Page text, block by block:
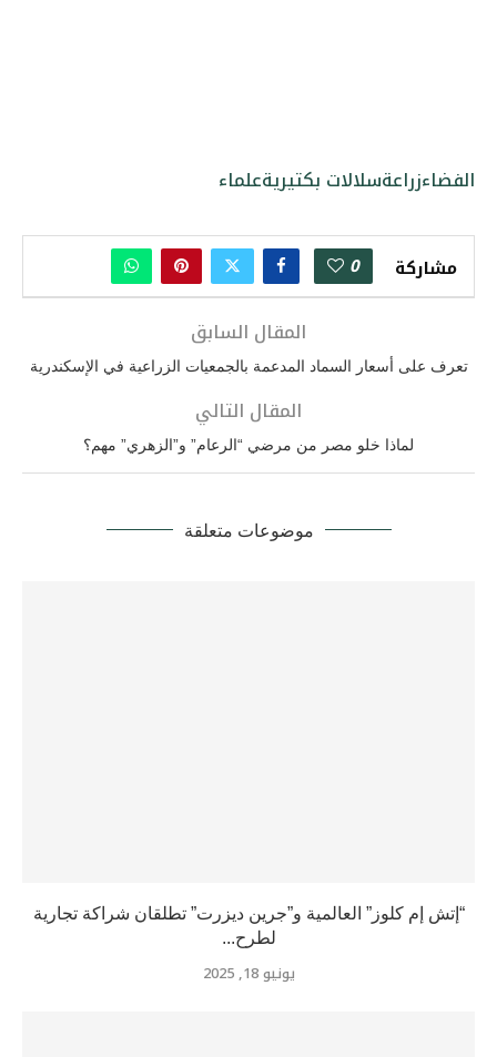
الفضاءزراعةسلالات بكتيريةعلماء
مشاركة 0
المقال السابق
تعرف على أسعار السماد المدعمة بالجمعيات الزراعية في الإسكندرية
المقال التالي
لماذا خلو مصر من مرضي “الرعام” و”الزهري” مهم؟
موضوعات متعلقة
“إتش إم كلوز” العالمية و”جرين ديزرت” تطلقان شراكة تجارية
لطرح...
يونيو 18, 2025